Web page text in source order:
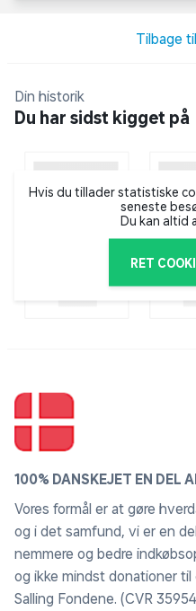
enhjørning med turkis
OBS! Varen er assorteret,
ikke garanteres.
Tilbage
Din historik
Du har sidst kigget på
Hvis du tillader statistiske
seneste
Du kan altid
RET
100% DANSKEJET EN DEL
Vores formål er at gøre
og i det samfund, vi er en
nemmere og bedre
og ikke mindst donationer
Salling Fondene. (CVR